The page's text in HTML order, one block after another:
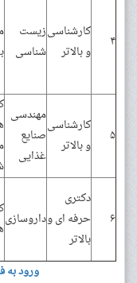
۴
کارشناسی
و بالاتر
زیست
شناسی
۵
کارشناسی
و بالاتر
مهندسی
صنایع
غذایی
۶
دکتری
حرفه ای و
بالاتر
داروسازی
ورود به